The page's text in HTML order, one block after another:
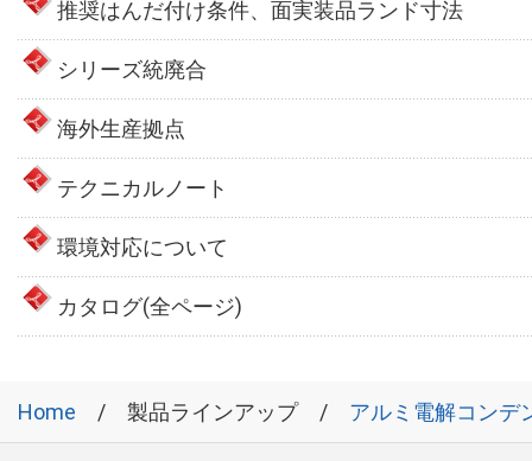
推奨はんだ付け条件、面実装品ランド寸法
シリーズ統廃合
海外生産拠点
テクニカルノート
環境対応について
カタログ(全ページ)
Home 製品ラインアップ アルミ電解コンデ